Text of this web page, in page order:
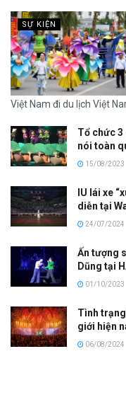
SỰ KIỆN
Việt Nam đi du lịch Việt
Tổ chức 3
nói toàn
15/08/2023
IU lái xe
diễn tại
24/07/2024
Ấn tượng
Dũng tại
01/10/2023
Tình
giới hiện
06/08/2024